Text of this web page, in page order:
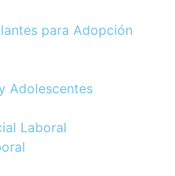
para Adopción
Adolescentes
Laboral